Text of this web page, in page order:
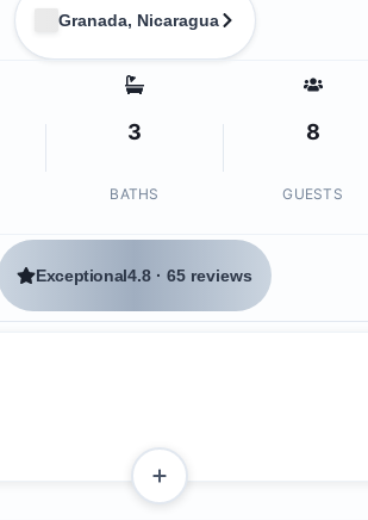
Granada, Nicaragua
3
BATHS
8
GUESTS
Exceptional4.8 ·65 reviews